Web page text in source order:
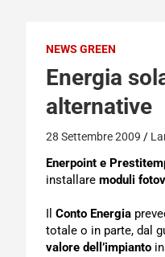
NEWS GREEN
Energia
alternative
28 Settembre 2009
Enerpoint e
installare moduli
Il Conto Energia
totale o in parte, dal
valore dell’impianto